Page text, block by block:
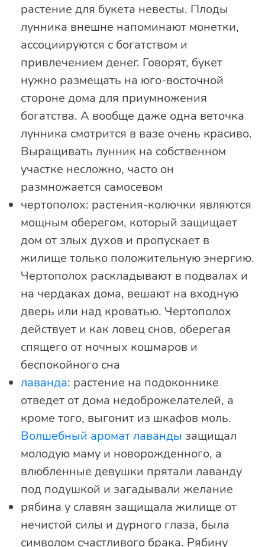
растение для букета невесты. Плоды
лунника внешне напоминают монетки,
ассоциируются с богатством и
привлечением денег. Говорят, букет
нужно размещать на юго-восточной
стороне дома для приумножения
богатства. А вообще даже одна веточка
лунника смотрится в вазе очень красиво.
Выращивать лунник на собственном
участке несложно, часто он
размножается самосевом
чертополох: растения-колючки являются
мощным оберегом, который защищает
дом от злых духов и пропускает в
жилище только положительную энергию.
Чертополох раскладывают в подвалах и
на чердаках дома, вешают на входную
дверь или над кроватью. Чертополох
действует и как ловец снов, оберегая
спящего от ночных кошмаров и
беспокойного сна
лаванда: растение на подоконнике
отведет от дома недоброжелателей, а
кроме того, выгонит из шкафов моль.
Волшебный аромат лаванды защищал
молодую маму и новорожденного, а
влюбленные девушки прятали лаванду
под подушкой и загадывали желание
рябина у славян защищала жилище от
нечистой силы и дурного глаза, была
символом счастливого брака. Рябину